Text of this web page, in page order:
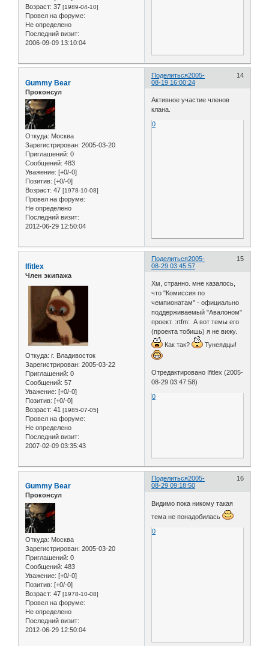
Возраст: 37 [1989-04-10]
Провел на форуме:
Не определено
Последний визит:
2006-09-09 13:10:04
Поделиться 14
2005-
08-19 16:00:24
Gummy Bear
Проконсул
Откуда: Москва
Зарегистрирован: 2005-03-20
Приглашений: 0
Сообщений: 483
Уважение: [+0/-0]
Позитив: [+0/-0]
Возраст: 47 [1978-10-08]
Провел на форуме:
Не определено
Последний визит:
2012-06-29 12:50:04
Активное участие членов
клана.
0
Поделиться 15
2005-
08-29 03:45:57
Ifitlex
Член экипажа
Откуда: г. Владивосток
Зарегистрирован: 2005-03-22
Приглашений: 0
Сообщений: 57
Уважение: [+0/-0]
Позитив: [+0/-0]
Возраст: 41 [1985-07-05]
Провел на форуме:
Не определено
Последний визит:
2007-02-09 03:35:43
Хм, странно. мне казалось,
что "Комиссия по
чемпионатам" - официально
поддерживаемый "Авалоном"
проект. :rtfm: А вот темы его
(проекта тобишь) я не вижу.
Как так?
Тунеядцы!
Отредактировано Ifitlex (2005-
08-29 03:47:58)
0
Поделиться 16
2005-
08-29 09:18:50
Gummy Bear
Проконсул
Откуда: Москва
Зарегистрирован: 2005-03-20
Приглашений: 0
Сообщений: 483
Уважение: [+0/-0]
Позитив: [+0/-0]
Возраст: 47 [1978-10-08]
Провел на форуме:
Не определено
Последний визит:
2012-06-29 12:50:04
Видимо пока никому такая
тема не понадобилась
0